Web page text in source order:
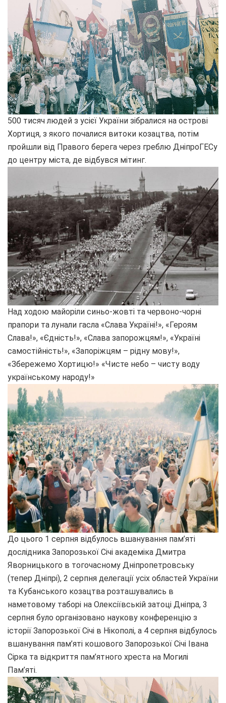
500 тисяч людей з усієї України зібралися на острові
Хортиця, з якого почалися витоки козацтва, потім
пройшли від Правого берега через греблю ДніпроГЕСу
до центру міста, де відбувся мітинг.
Над ходою майоріли синьо-жовті та червоно-чорні
прапори та лунали гасла «Слава Україні!», «Героям
Слава!», «Єдність!», «Слава запорожцям!», «Україні
самостійність!», «Запоріжцям – рідну мову!»,
«Збережемо Хортицю!» «Чисте небо – чисту воду
українському народу!»
До цього 1 серпня відбулось вшанування пам’яті
дослідника Запорозької Січі академіка Дмитра
Яворницького в тогочасному Дніпропетровську
(тепер Дніпрі), 2 серпня делегації усіх областей України
та Кубанського козацтва розташувались в
наметовому таборі на Олексіївській затоці Дніпра, 3
серпня було організовано наукову конференцію з
історії Запорозької Січі в Нікополі, а 4 серпня відбулось
вшанування пам’яті кошового Запорозької Січі Івана
Сірка та відкриття пам’ятного хреста на Могилі
Пам’яті.